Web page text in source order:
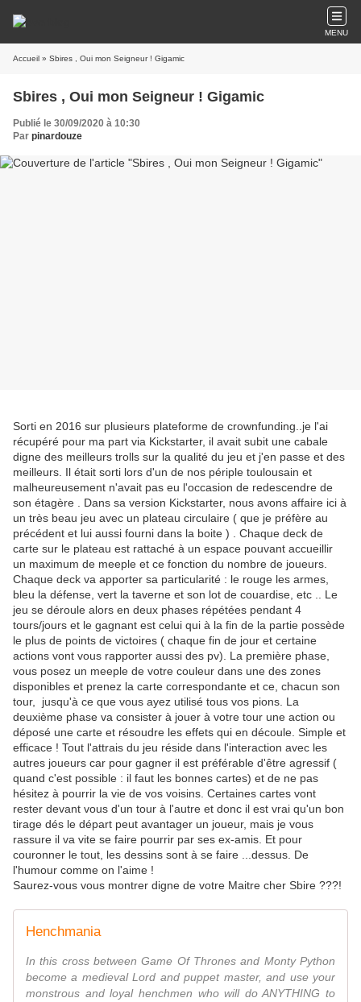
MENU
Accueil » Sbires , Oui mon Seigneur ! Gigamic
Sbires , Oui mon Seigneur ! Gigamic
Publié le 30/09/2020 à 10:30
Par pinardouze
Sorti en 2016 sur plusieurs plateforme de crownfunding..je l'ai
récupéré pour ma part via Kickstarter, il avait subit une cabale
digne des meilleurs trolls sur la qualité du jeu et j'en passe et des
meilleurs. Il était sorti lors d'un de nos périple toulousain et
malheureusement n'avait pas eu l'occasion de redescendre de
son étagère . Dans sa version Kickstarter, nous avons affaire ici à
un très beau jeu avec un plateau circulaire ( que je préfère au
précédent et lui aussi fourni dans la boite ) . Chaque deck de
carte sur le plateau est rattaché à un espace pouvant accueillir
un maximum de meeple et ce fonction du nombre de joueurs.
Chaque deck va apporter sa particularité : le rouge les armes,
bleu la défense, vert la taverne et son lot de couardise, etc .. Le
jeu se déroule alors en deux phases répétées pendant 4
tours/jours et le gagnant est celui qui à la fin de la partie possède
le plus de points de victoires ( chaque fin de jour et certaine
actions vont vous rapporter aussi des pv). La première phase,
vous posez un meeple de votre couleur dans une des zones
disponibles et prenez la carte correspondante et ce, chacun son
tour, jusqu'à ce que vous ayez utilisé tous vos pions. La
deuxième phase va consister à jouer à votre tour une action ou
déposé une carte et résoudre les effets qui en découle. Simple et
efficace ! Tout l'attrais du jeu réside dans l'interaction avec les
autres joueurs car pour gagner il est préférable d'être agressif (
quand c'est possible : il faut les bonnes cartes) et de ne pas
hésitez à pourrir la vie de vos voisins. Certaines cartes vont
rester devant vous d'un tour à l'autre et donc il est vrai qu'un bon
tirage dés le départ peut avantager un joueur, mais je vous
rassure il va vite se faire pourrir par ses ex-amis. Et pour
couronner le tout, les dessins sont à se faire ...dessus. De
l'humour comme on l'aime !
Saurez-vous vous montrer digne de votre Maitre cher Sbire ???!
Henchmania
In this cross between Game Of Thrones and Monty Python
become a medieval Lord and puppet master, and use your
monstrous and loyal henchmen who will do ANYTHING to